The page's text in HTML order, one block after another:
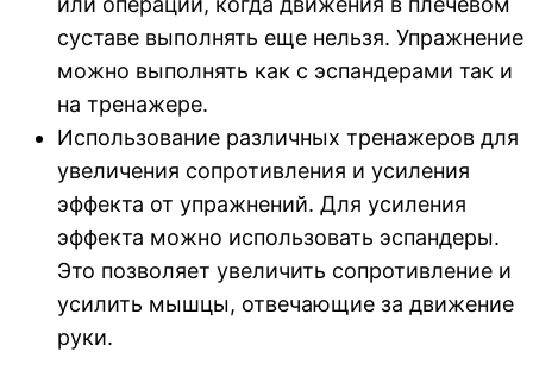
суставе выполнять еще нельзя. Упражнение
можно выполнять как с эспандерами так и
на тренажере.
Использование различных тренажеров для
увеличения сопротивления и усиления
эффекта от упражнений. Для усиления
эффекта можно использовать эспандеры.
Это позволяет увеличить сопротивление и
усилить мышцы, отвечающие за движение
руки.